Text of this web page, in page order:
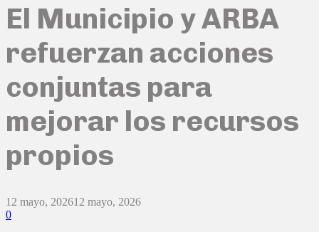
El Municipio y ARBA
refuerzan acciones
conjuntas para
mejorar los recursos
propios
12 mayo, 202612 mayo, 2026
0